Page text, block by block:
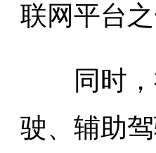
联网平台之
同时，
驶、辅助